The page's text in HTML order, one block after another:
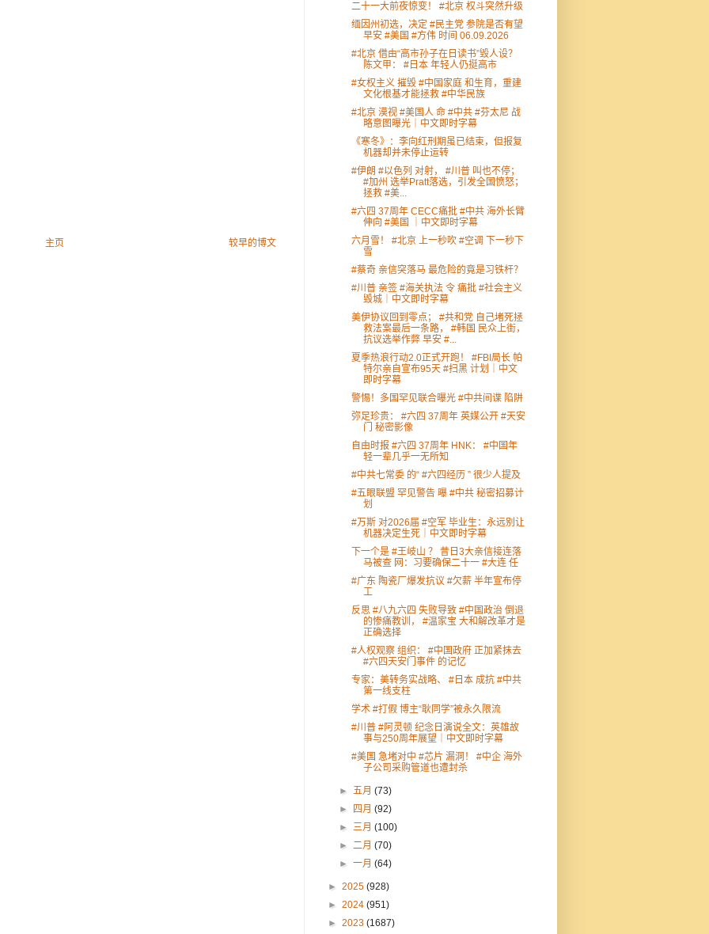
较早的博文
主页
二十一大前夜惊变！ #北京 权斗突然升级
缅因州初选，决定 #民主党 参院是否有望
早安 #美国 #方伟 时间 06.09.2026
#北京 借由“高市孙子在日读书”毁人设？
陈文甲： #日本 年轻人仍挺高市
#女权主义 摧毁 #中国家庭 和生育，重建
文化根基才能拯救 #中华民族
#北京 漠视 #美国人 命 #中共 #芬太尼 战
略意图曝光｜中文即时字幕
《寒冬》：李向红刑期虽已结束，但报复
机器却并未停止运转
#伊朗 #以色列 对射， #川普 叫也不停；
#加州 选举Pratt落选，引发全国愤怒；
拯救 #美...
#六四 37周年 CECC痛批 #中共 海外长臂
伸向 #美国 ｜中文即时字幕
六月雪！ #北京 上一秒吹 #空调 下一秒下
雪
#蔡奇 亲信突落马 最危险的竟是习铁杆？
#川普 亲签 #海关执法 令 痛批 #社会主义
毁城｜中文即时字幕
美伊协议回到零点； #共和党 自己堵死拯
救法案最后一条路， #韩国 民众上街，
抗议选举作弊 早安 #...
夏季热浪行动2.0正式开跑！ #FBI局长 帕
特尔亲自宣布95天 #扫黑 计划｜中文
即时字幕
警惕！多国罕见联合曝光 #中共间谍 陷阱
弥足珍贵： #六四 37周年 英媒公开 #天安
门 秘密影像
自由时报 #六四 37周年 HNK： #中国年
轻一辈几乎一无所知
#中共七常委 的“ #六四经历 ” 很少人提及
#五眼联盟 罕见警告 曝 #中共 秘密招募计
划
#万斯 对2026届 #空军 毕业生：永远别让
机器决定生死｜中文即时字幕
下一个是 #王岐山 ？ 昔日3大亲信接连落
马被查 网：习要确保二十一 #大连 任
#广东 陶瓷厂爆发抗议 #欠薪 半年宣布停
工
反思 #八九六四 失败导致 #中国政治 倒退
的惨痛教训， #温家宝 大和解改革才是
正确选择
#人权观察 组织： #中国政府 正加紧抹去
#六四天安门事件 的记忆
专家：美转务实战略、 #日本 成抗 #中共
第一线支柱
学术 #打假 博主“耿同学”被永久限流
#川普 #阿灵顿 纪念日演说全文：英雄故
事与250周年展望｜中文即时字幕
#美国 急堵对中 #芯片 漏洞！ #中企 海外
子公司采购管道也遭封杀
►五月(73)
►
四月(92)
►三月(100)
►二月(70)
►一月(64)
► 2025 (928)
► 2024 (951)
► 2023 (1687)